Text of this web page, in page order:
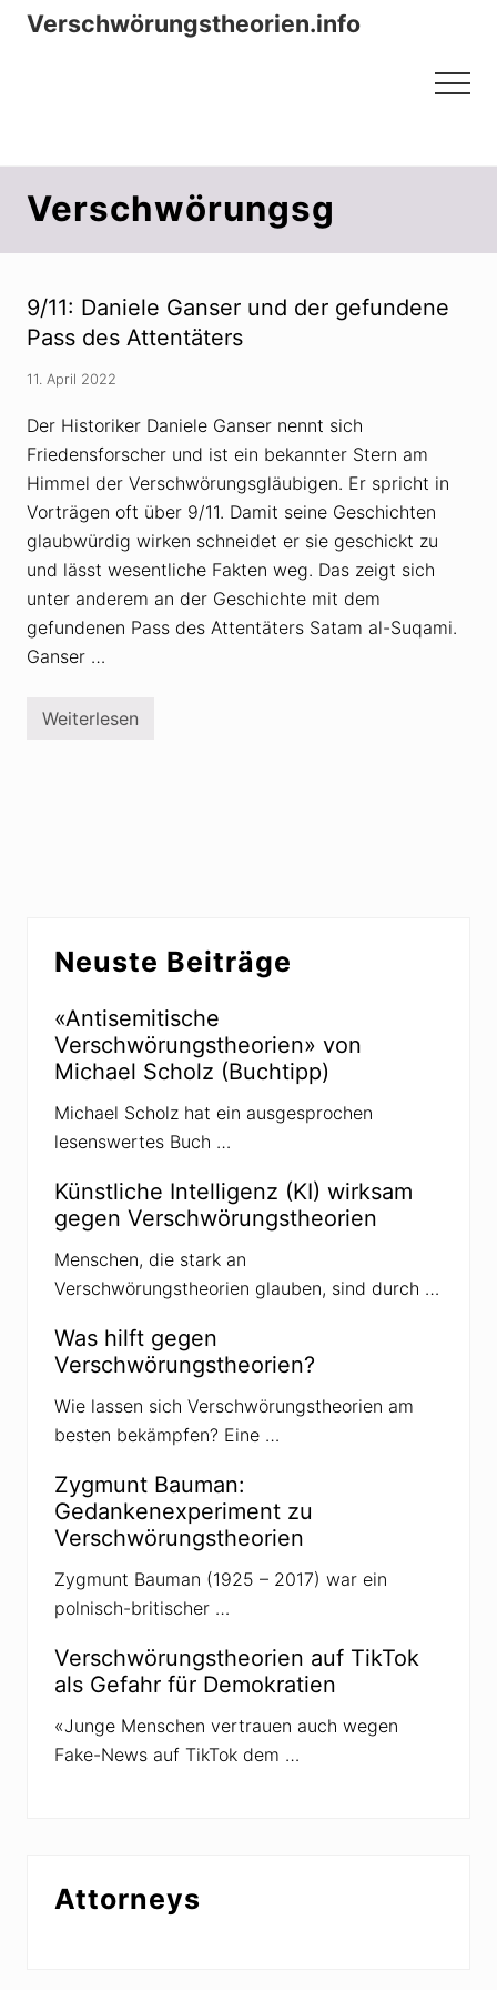
Menu
Zum
ZurVerschwörungstheorien.info
Menu
Verschwörungsg
9/11: Daniele Ganser und der gefundene
Pass des Attentäters
11. April 2022
Der Historiker Daniele Ganser nennt sich
Friedensforscher und ist ein bekannter Stern am
Himmel der Verschwörungsgläubigen. Er spricht in
Vorträgen oft über 9/11. Damit seine Geschichten
glaubwürdig wirken schneidet er sie geschickt zu
und lässt wesentliche Fakten weg. Das zeigt sich
unter anderem an der Geschichte mit dem
gefundenen Pass des Attentäters Satam al-Suqami.
Ganser …
9
a
n
e
r
u
n
d
e
r
g
f
u
n
e
e
a
s
s
e
s
A
e
n
t
ä
e
r
s
Weiterlesen
Neuste Beiträge
«Antisemitische
Verschwörungstheorien» von
Michael Scholz (Buchtipp)
Michael Scholz hat ein ausgesprochen
lesenswertes Buch …
Künstliche Intelligenz (KI) wirksam
gegen Verschwörungstheorien
Menschen, die stark an
Verschwörungstheorien glauben, sind durch …
Was hilft gegen
Verschwörungstheorien?
Wie lassen sich Verschwörungstheorien am
besten bekämpfen? Eine …
Zygmunt Bauman:
Gedankenexperiment zu
Verschwörungstheorien
Zygmunt Bauman (1925 – 2017) war ein
polnisch-britischer …
Verschwörungstheorien auf TikTok
als Gefahr für Demokratien
«Junge Menschen vertrauen auch wegen
Fake-News auf TikTok dem …
Attorneys